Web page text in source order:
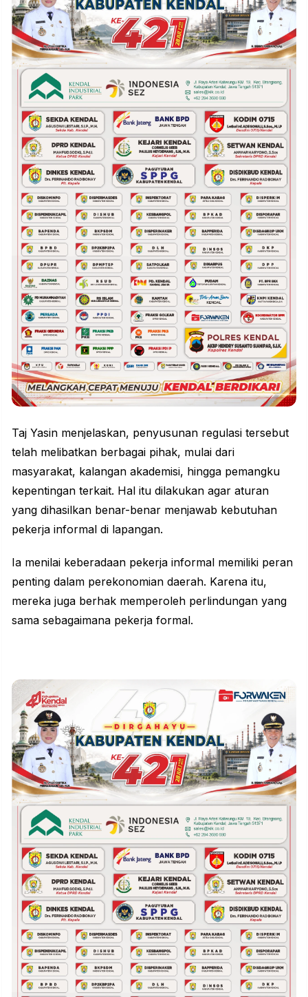
Taj Yasin menjelaskan, penyusunan regulasi tersebut
telah melibatkan berbagai pihak, mulai dari
masyarakat, kalangan akademisi, hingga pemangku
kepentingan terkait. Hal itu dilakukan agar aturan
yang dihasilkan benar-benar menjawab kebutuhan
pekerja informal di lapangan.
Ia menilai keberadaan pekerja informal memiliki peran
penting dalam perekonomian daerah. Karena itu,
mereka juga berhak memperoleh perlindungan yang
sama sebagaimana pekerja formal.